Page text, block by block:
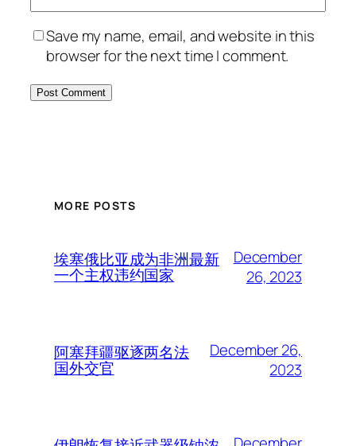
Save my name, email, and website in this
browser for the next time I comment.
MORE POSTS
埃塞俄比亚成为非洲最新
一个主权违约国家
December
26, 2023
阿塞拜疆驱逐两名法
国外交官
December 26,
2023